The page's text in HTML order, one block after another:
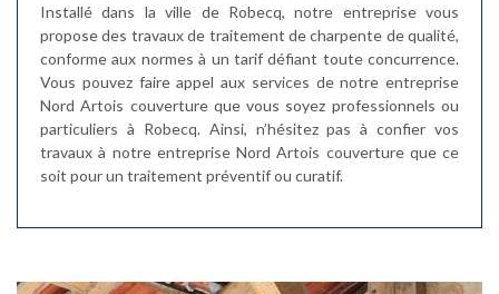
Installé dans la ville de Robecq, notre entreprise vous
propose des travaux de traitement de charpente de qualité,
conforme aux normes à un tarif défiant toute concurrence.
Vous pouvez faire appel aux services de notre entreprise
Nord Artois couverture que vous soyez professionnels ou
particuliers à Robecq. Ainsi, n’hésitez pas à confier vos
travaux à notre entreprise Nord Artois couverture que ce
soit pour un traitement préventif ou curatif.